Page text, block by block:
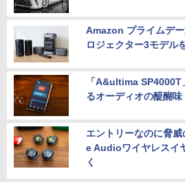
Amazon プライムデ
ロジェクター3モデル
「A&ultima
るオーディオの醍醐味
エントリーなのに脅
e Audioワイヤレスイ
く